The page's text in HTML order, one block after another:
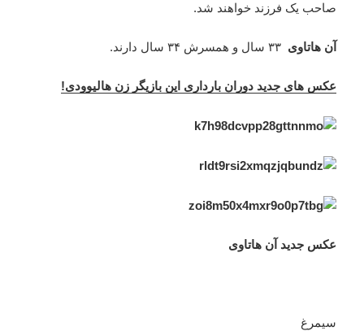
صاحب یک فرزند خواهند شد.
آن هاتاوی ۳۳ سال و همسرش ۳۴ سال دارند.
عکس های جدید دوران بارداری این بازیگر زن هالیوودی!
عکس جدید آن هاتاوی
سیمرغ